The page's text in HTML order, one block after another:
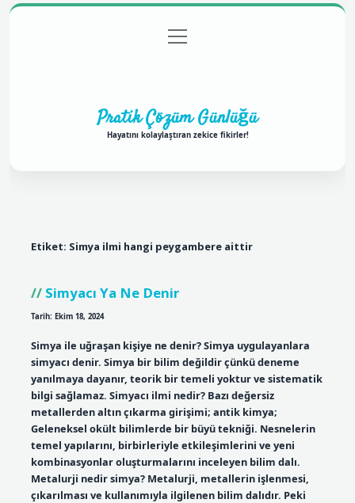
Gizlilik Politikası
menüyü
aç
Pratik Çözüm Günlüğü
Hayatını kolaylaştıran zekice fikirler!
Etiket: Simya ilmi hangi peygambere aittir
Simyacı Ya Ne Denir
Tarih: Ekim 18, 2024
Simya ile uğraşan kişiye ne denir? Simya uygulayanlara
simyacı denir. Simya bir bilim değildir çünkü deneme
yanılmaya dayanır, teorik bir temeli yoktur ve sistematik
bilgi sağlamaz. Simyacı ilmi nedir? Bazı değersiz
metallerden altın çıkarma girişimi; antik kimya;
Geleneksel okült bilimlerde bir büyü tekniği. Nesnelerin
temel yapılarını, birbirleriyle etkileşimlerini ve yeni
kombinasyonlar oluşturmalarını inceleyen bilim dalı.
Metalurji nedir simya? Metalurji, metallerin işlenmesi,
çıkarılması ve kullanımıyla ilgilenen bilim dalıdır. Peki